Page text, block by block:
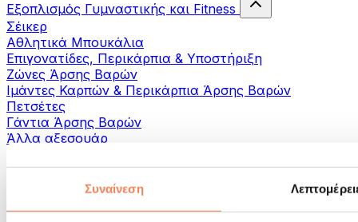
Συναίνεση
Εξοπλισμός Γυμναστικής και Fitness
Σέικερ
Αθλητικά Μπουκάλια
Επιγονατίδες, Περικάρπια & Υποστήριξη
Ζώνες Άρσης Βαρών
Ιμάντες Καρπών & Περικάρπια Άρσης Βαρών
Πετσέτες
Γάντια Άρσης Βαρών
Άλλα αξεσουάρ
Βοηθήματα- αποκατάστασης
Πιστόλια μασάζ
Εργαλεία μασάζ
Κύλινδροι Αφρού & Εξοπλισμός Μασάζ